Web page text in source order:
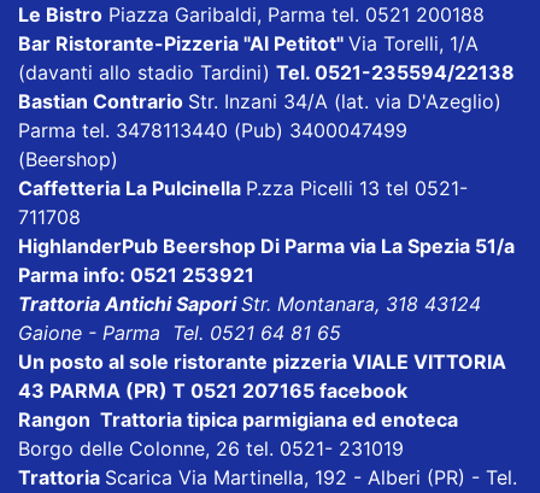
Le Bistro Piazza Garibaldi, Parma tel. 0521 200188
Bar Ristorante-Pizzeria "Al Petitot" Via Torelli, 1/A
(davanti allo stadio Tardini) Tel. 0521-235594/22138
Bastian Contrario Str. Inzani 34/A (lat. via D'Azeglio)
Parma tel. 3478113440 (Pub) 3400047499
(Beershop)
Caffetteria La Pulcinella P.zza Picelli 13 tel 0521-
711708
HighlanderPub Beershop Di Parma via La Spezia 51/a
Parma info: 0521 253921
Trattoria Antichi SaporiStr. Montanara, 318 43124
Gaione - Parma Tel. 0521 64 81 65
Un posto al sole ristorante pizzeria VIALE VITTORIA
43 PARMA (PR) T 0521 207165 facebook
Rangon Trattoria tipica parmigiana ed enoteca
Borgo delle Colonne, 26 tel. 0521- 231019
Trattoria Scarica Via Martinella, 192 - Alberi (PR) - Tel.